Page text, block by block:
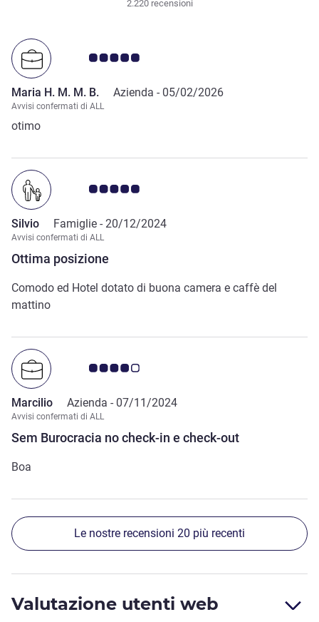
2.220 recensioni
Giudizio clienti 5.0/5
Maria H. M. M. B. Azienda - 05/02/2026
Avvisi confermati di ALL
otimo
Ottima posizione
Giudizio clienti 5.0/5
Silvio Famiglie - 20/12/2024
Avvisi confermati di ALL
Comodo ed Hotel dotato di buona camera e caffè del
mattino
Sem Burocracia no check-in e check-out
Giudizio clienti 4.0/5
Marcilio Azienda - 07/11/2024
Avvisi confermati di ALL
Boa
Le nostre recensioni 20 più recenti
Valutazione utenti web